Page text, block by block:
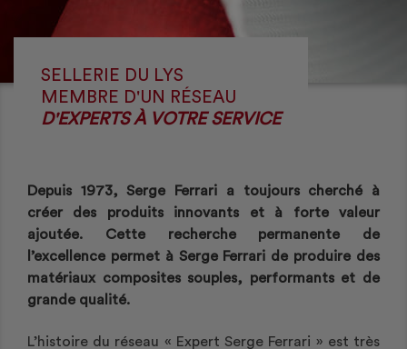
SELLERIE DU LYS
MEMBRE D'UN RÉSEAU
D'EXPERTS À VOTRE SERVICE
Depuis 1973, Serge Ferrari a toujours cherché à
créer des produits innovants et à forte valeur
ajoutée. Cette recherche permanente de
l’excellence permet à Serge Ferrari de produire des
matériaux composites souples, performants et de
grande qualité.
L’histoire du réseau « Expert Serge Ferrari » est très